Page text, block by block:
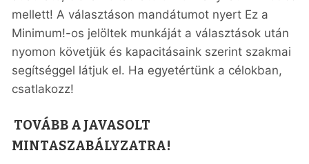
mellett! A választáson mandátumot nyert Ez a
Minimum!-os jelöltek munkáját a választások után
nyomon követjük és kapacitásaink szerint szakmai
segítséggel látjuk el. Ha egyetértünk a célokban,
csatlakozz!
TOVÁBB A JAVASOLT
MINTASZABÁLYZATRA!